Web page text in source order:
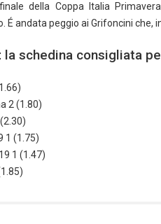
della Coppa Italia
É andata peggio ai Grifoncini che,
schedina consigliata
2 (1.80)
1 (1.75)
1 (1.47)